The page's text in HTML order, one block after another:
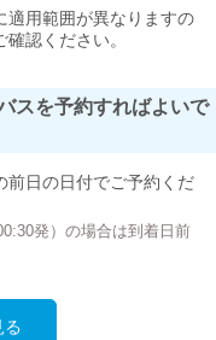
適用範囲が異なりますの
確認ください。
スを予約すればよいで
前日の日付でご予約くだ
発）の場合は到着日前
る